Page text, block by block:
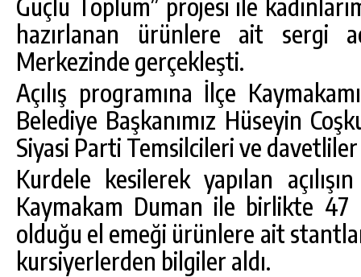
Güçlü Toplum” projesi ile
hazırlanan ürünlere ait sergi
Merkezinde gerçekleşti.
Açılış programına İlçe
Belediye Başkanımız Hüseyin
Siyasi Parti Temsilcileri ve davetliler
Kurdele kesilerek yapılan
Kaymakam Duman ile birlikte 47
olduğu el emeği ürünlere ait
kursiyerlerden bilgiler aldı.